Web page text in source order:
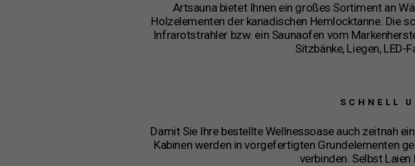
Artsauna bietet Ihnen ein großes Sortiment an
Holzelementen der kanadischen Hemlocktanne. Die
Infrarotstrahler bzw. ein Saunaofen vom
Sitzbänke, Liegen,
SCHNELL
Damit Sie Ihre bestellte Wellnessoase auch zeitnah
Kabinen werden in vorgefertigten Grundelementen
verbinden. Selbst